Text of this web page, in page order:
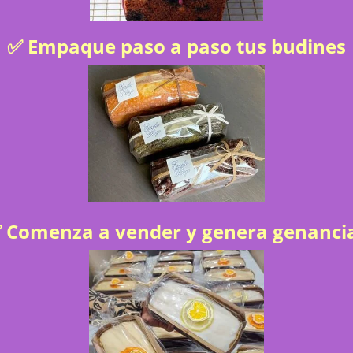
✅ Empaque paso a paso tus budines
Comenza a vender y genera